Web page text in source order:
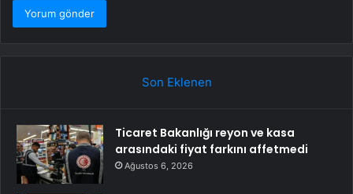
Son Eklenen
Ticaret Bakanlığı reyon ve kasa
arasındaki fiyat farkını affetmedi
Ağustos 6, 2026